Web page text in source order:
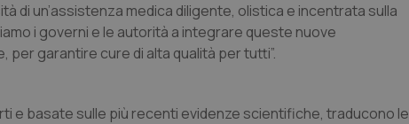
di un’assistenza medica diligente, olistica e incentrata sulla
i governi e le autorità a integrare queste nuove
garantire cure di alta qualità per tutti”.
e basate sulle più recenti evidenze scientifiche, traducono le